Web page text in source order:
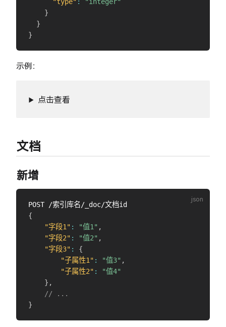
"type" :
"integer"
}
}
}
示例：
点击查看
文档
新增
{
"字段1" : "值1" ,
"字段2" : "值2" ,
"字段3" :
{
"子属性1" : "值3" ,
"子属性2" :
"值4"
} ,
// ...
}